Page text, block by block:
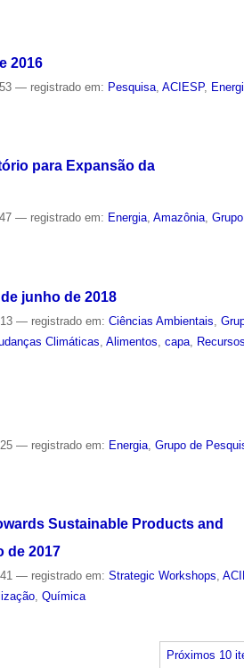
2016
— registrado em: Pesquisa ,ACIESP,
para Expansão da
— registrado em: Energia,Amazônia,
junho de 2018
— registrado em:Ciências Ambientais ,
Climáticas ,Alimentos ,capa
Recursos
— registrado em: Energia ,Grupo de
Sustainable Products and
de 2017
— registrado em:Strategic Workshops,
,Química
Próximos 10